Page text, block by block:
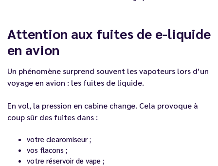
Attention aux fuites de e-liquide
en avion
Un phénomène surprend souvent les vapoteurs lors d’un
voyage en avion : les fuites de liquide.
En vol, la pression en cabine change. Cela provoque à
coup sûr des fuites dans :
votre clearomiseur ;
vos flacons ;
votre réservoir de vape ;